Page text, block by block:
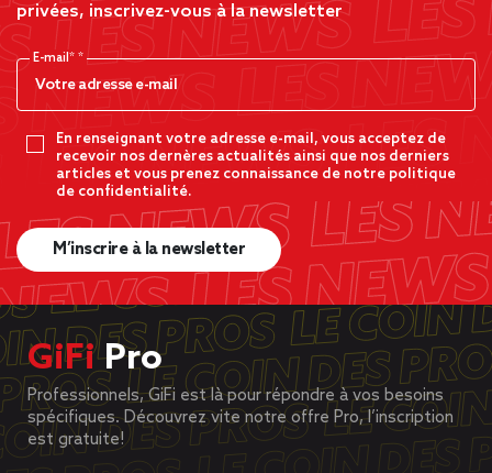
privées, inscrivez-vous à la newsletter
E-mail*
En renseignant votre adresse e-mail, vous acceptez de
recevoir nos dernères actualités ainsi que nos derniers
articles et vous prenez connaissance de notre politique
de confidentialité.
M’inscrire à la newsletter
GiFiPro
Professionnels, GiFi est là pour répondre à vos besoins
spécifiques. Découvrez vite notre offre Pro, l’inscription
est gratuite!